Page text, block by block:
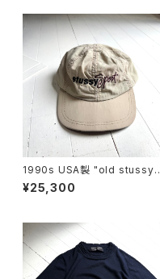
1990s USA製 "old stussy"
cap
¥25,300